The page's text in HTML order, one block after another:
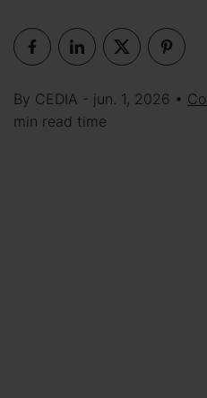
By CEDIA - jun. 1, 2026 •
min read time